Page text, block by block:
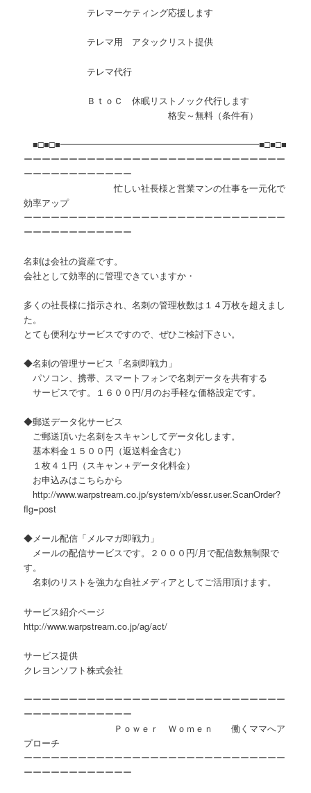
テレマーケティング応援します
テレマ用 アタックリスト提供
テレマ代行
ＢｔｏＣ 休眠リストノック代行します
格安～無料（条件有）
■□■□■━━━━━━━━━━━━━━━━━━━━━━■□■□■
ーーーーーーーーーーーーーーーーーーーーーーーーーーーーー
ーーーーーーーーーーーー
忙しい社長様と営業マンの仕事を一元化で
効率アップ
ーーーーーーーーーーーーーーーーーーーーーーーーーーーーー
ーーーーーーーーーーーー
名刺は会社の資産です。
会社として効率的に管理できていますか・
多くの社長様に指示され、名刺の管理枚数は１４万枚を超えまし
た。
とても便利なサービスですので、ぜひご検討下さい。
◆名刺の管理サービス「名刺即戦力」
パソコン、携帯、スマートフォンで名刺データを共有する
サービスです。１６００円/月のお手軽な価格設定です。
◆郵送データ化サービス
ご郵送頂いた名刺をスキャンしてデータ化します。
基本料金１５００円（返送料金含む）
１枚４１円（スキャン＋データ化料金）
お申込みはこちらから
http://www.warpstream.co.jp/system/xb/essr.user.ScanOrder?
flg=post
◆メール配信「メルマガ即戦力」
メールの配信サービスです。２０００円/月で配信数無制限で
す。
名刺のリストを強力な自社メディアとしてご活用頂けます。
サービス紹介ページ
http://www.warpstream.co.jp/ag/act/
サービス提供
クレヨンソフト株式会社
ーーーーーーーーーーーーーーーーーーーーーーーーーーーーー
ーーーーーーーーーーーー
Ｐｏｗｅｒ Ｗｏｍｅｎ 働くママへア
プローチ
ーーーーーーーーーーーーーーーーーーーーーーーーーーーーー
ーーーーーーーーーーーー